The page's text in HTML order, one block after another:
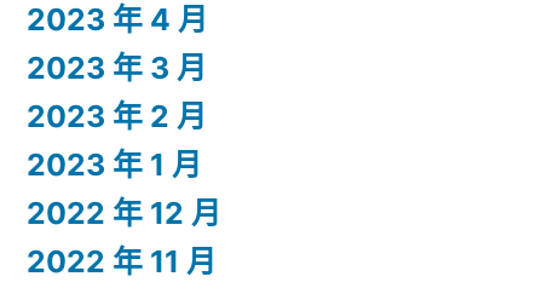
2023 年 4 月
2023 年 3 月
2023 年 2 月
2023 年 1 月
2022 年 12 月
2022 年 11 月